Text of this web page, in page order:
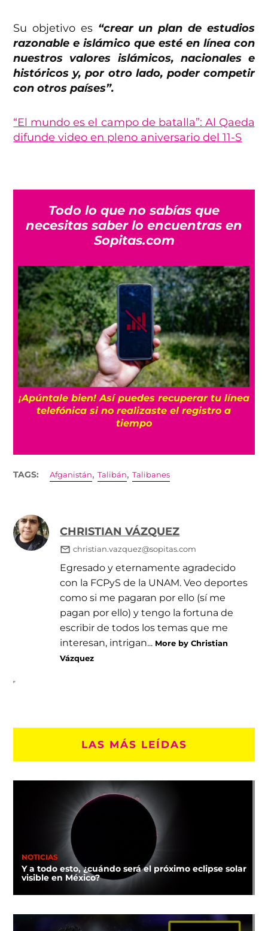
Su objetivo es “crear un plan de estudios
razonable e islámico que esté en línea con
nuestros valores islámicos, nacionales e
históricos y, por otro lado, poder competir
con otros países”.
“El mundo es el campo de batalla”: Al Qaeda
difunde video en pleno aniversario del 11-S
Todo lo que no sabías que
necesitas saber lo encuentras en
Sopitas.com
¡Apúntale bien! Así puedes recuperar tu línea
telefónica si no realizaste el registro a
tiempo
TAGS: Afganistán,Talibán,Talibanes
CHRISTIAN VÁZQUEZ
christian.vazquez@sopitas.com
Egresado y eternamente agradecido
con la FCPyS de la UNAM. Veo deportes
como si me pagaran por ello (sí me
pagan por ello) y tengo la fortuna de
escribir de todos los temas que me
interesan, intrigan... More by Christian
Vázquez
LAS MÁS LEÍDAS
NOTICIAS
Y a todo esto, ¿cuándo será el próximo eclipse solar
visible en México?